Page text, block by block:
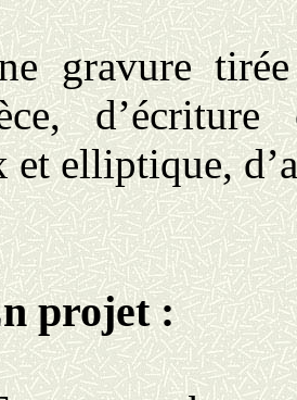
gravure
et elliptique,
projet :